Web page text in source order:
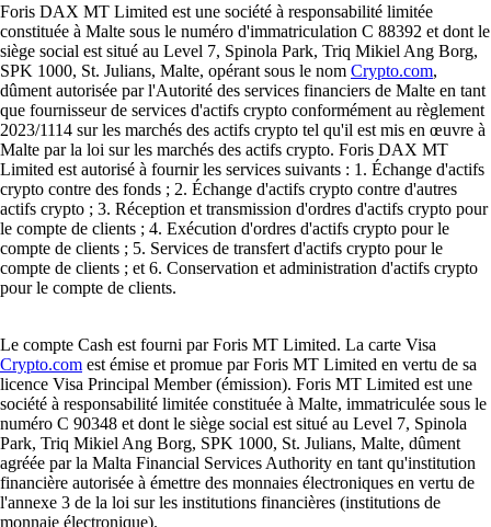
Foris DAX MT Limited est une société à responsabilité limitée
constituée à Malte sous le numéro d'immatriculation C 88392 et dont le
siège social est situé au Level 7, Spinola Park, Triq Mikiel Ang Borg,
SPK 1000, St. Julians, Malte, opérant sous le nom Crypto.com,
dûment autorisée par l'Autorité des services financiers de Malte en tant
que fournisseur de services d'actifs crypto conformément au règlement
2023/1114 sur les marchés des actifs crypto tel qu'il est mis en œuvre à
Malte par la loi sur les marchés des actifs crypto. Foris DAX MT
Limited est autorisé à fournir les services suivants : 1. Échange d'actifs
crypto contre des fonds ; 2. Échange d'actifs crypto contre d'autres
actifs crypto ; 3. Réception et transmission d'ordres d'actifs crypto pour
le compte de clients ; 4. Exécution d'ordres d'actifs crypto pour le
compte de clients ; 5. Services de transfert d'actifs crypto pour le
compte de clients ; et 6. Conservation et administration d'actifs crypto
pour le compte de clients.
Le compte Cash est fourni par Foris MT Limited. La carte Visa
Crypto.com est émise et promue par Foris MT Limited en vertu de sa
licence Visa Principal Member (émission). Foris MT Limited est une
société à responsabilité limitée constituée à Malte, immatriculée sous le
numéro C 90348 et dont le siège social est situé au Level 7, Spinola
Park, Triq Mikiel Ang Borg, SPK 1000, St. Julians, Malte, dûment
agréée par la Malta Financial Services Authority en tant qu'institution
financière autorisée à émettre des monnaies électroniques en vertu de
l'annexe 3 de la loi sur les institutions financières (institutions de
monnaie électronique).